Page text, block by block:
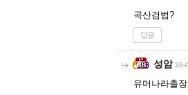
곡산검법?
답글
성암 26-
유머나라출